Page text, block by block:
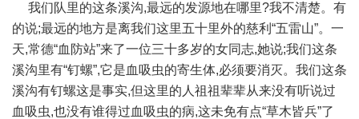
我们队里的这条溪沟,最远的发源地在哪里?我不清楚。有
的说;最远的地方是离我们这里五十里外的慈利“五雷山”。一
天,常德“血防站”来了一位三十多岁的女同志,她说;我们这条
溪沟里有“钉螺”,它是血吸虫的寄生体,必须要消灭。我们这条
溪沟有钉螺这是事实,但这里的人祖祖辈辈从来没有听说过
血吸虫,也没有谁得过血吸虫的病,这未免有点“草木皆兵”了